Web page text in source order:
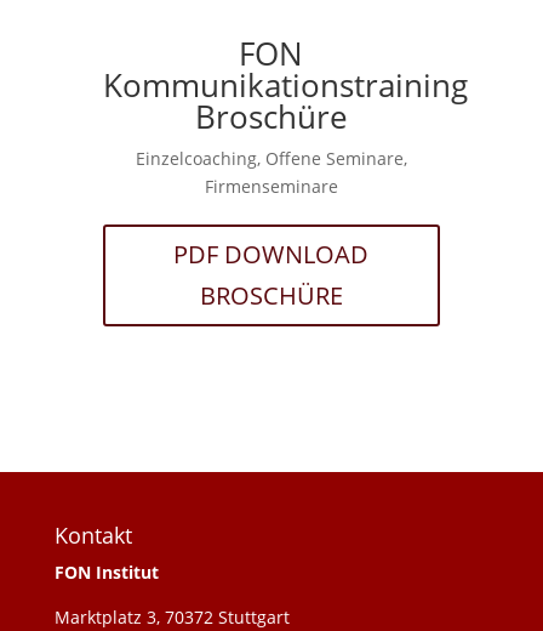
FON
Kommunikationstraining
Broschüre
Einzelcoaching, Offene Seminare,
Firmenseminare
PDF DOWNLOAD
BROSCHÜRE
Kontakt
FON Institut
Marktplatz 3, 70372 Stuttgart